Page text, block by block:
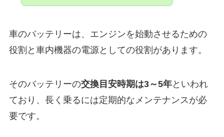
車のバッテリーは、エンジンを始動させるための
役割と車内機器の電源としての役割があります。
そのバッテリーの交換目安時期は3～5年といわれ
ており、長く乗るには定期的なメンテナンスが必
要です。